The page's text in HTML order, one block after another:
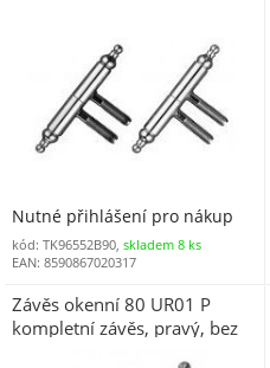
Nutné přihlášení pro nákup
kód: TK96552B90, skladem 8 ks
EAN: 8590867020317
Závěs okenní 80 UR01 P
kompletní závěs, pravý, bez